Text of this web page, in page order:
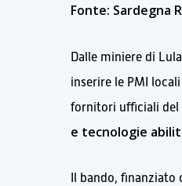
Fonte: Sardegna
Dalle miniere di
inserire le PMI
fornitori ufficiali del
e tecnologie
Il bando, finanziato